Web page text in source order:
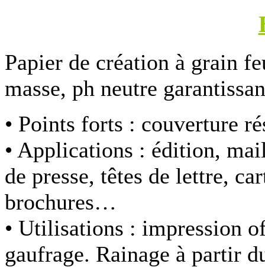
Papier de création à grain
masse, ph neutre
• Points forts : couverture
• Applications : édition,
de presse, têtes de lettre,
brochures…
• Utilisations : impression
gaufrage. Rainage à partir